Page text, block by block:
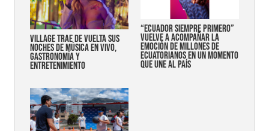
Village trae de vuelta sus
noches de música en vivo,
gastronomía y
entretenimiento
“Ecuador siempre primero”
vuelve a acompañar la
emoción de millones de
ecuatorianos en un momento
que une al país